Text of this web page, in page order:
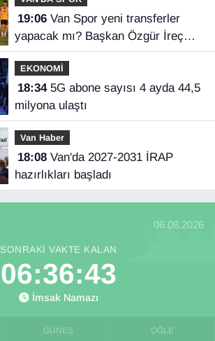
19:06Van Spor yeni transferler
yapacak mı? Başkan Özgür İreç
İlhan açıkladı
EKONOMİ
18:345G abone sayısı 4 ayda 44,5
milyona ulaştı
Van Haber
18:08Van'da 2027-2031 İRAP
hazırlıkları başladı
06.08.2026
SONRAKI VAKTE KALAN
06:36:42
İmsak Namazı
GÜNEŞ ÖĞLE